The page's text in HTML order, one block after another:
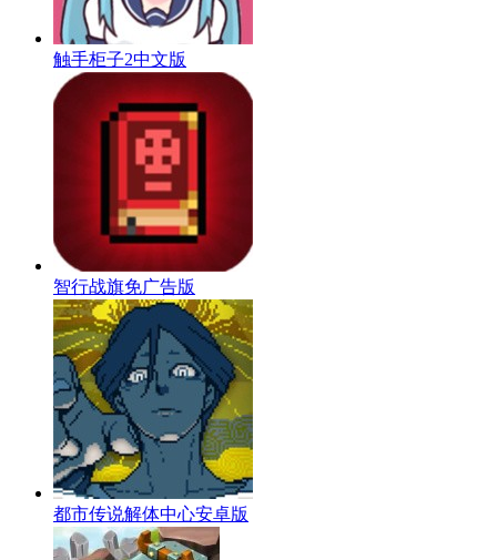
触手柜子2中文版
智行战旗免广告版
都市传说解体中心安卓版